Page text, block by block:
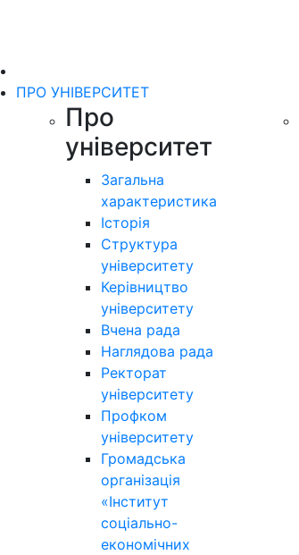
ПРО УНІВЕРСИТЕТ
Про
університет
Загальна
характеристика
Історія
Структура
університету
Керівництво
університету
Вчена рада
Наглядова рада
Ректорат
університету
Профком
університету
Громадська
організація
«Інститут
соціально-
економічних